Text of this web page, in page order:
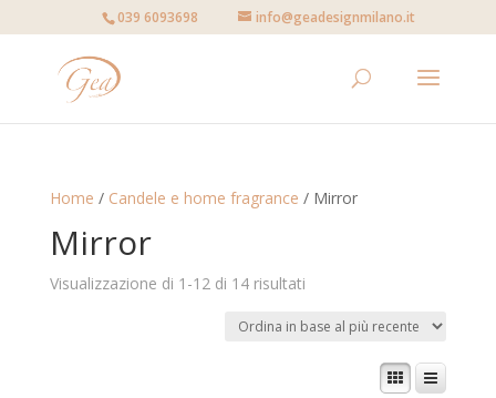
039 6093698 info@geadesignmilano.it
Home / Candele e home fragrance / Mirror
Mirror
Visualizzazione di 1-12 di 14 risultati